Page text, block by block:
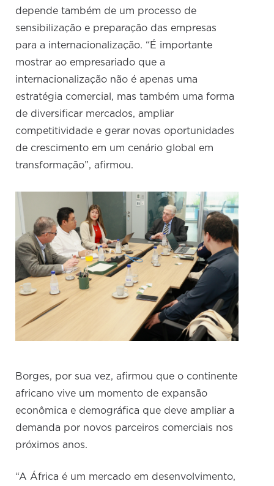
depende também de um processo de
sensibilização e preparação das empresas
para a internacionalização. “É importante
mostrar ao empresariado que a
internacionalização não é apenas uma
estratégia comercial, mas também uma forma
de diversificar mercados, ampliar
competitividade e gerar novas oportunidades
de crescimento em um cenário global em
transformação”, afirmou.
Borges, por sua vez, afirmou que o continente
africano vive um momento de expansão
econômica e demográfica que deve ampliar a
demanda por novos parceiros comerciais nos
próximos anos.
“A África é um mercado em desenvolvimento,